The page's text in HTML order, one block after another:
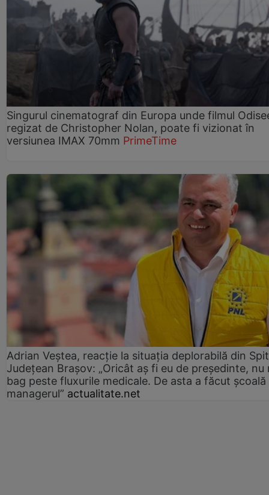
Singurul cinematograf din Europa unde filmul
regizat de Christopher Nolan, poate fi vizionat în
versiunea IMAX 70mm PrimeTime
Adrian Veștea, reacție la situația deplorabilă din
Județean Brașov: „Oricât aș fi eu de președinte, nu
bag peste fluxurile medicale. De asta a făcut școală
managerul” actualitate.net